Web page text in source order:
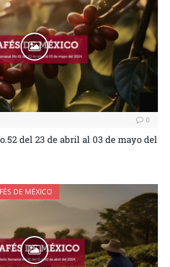
0
del 23 de abril al 03 de mayo del
DE MÉXICO